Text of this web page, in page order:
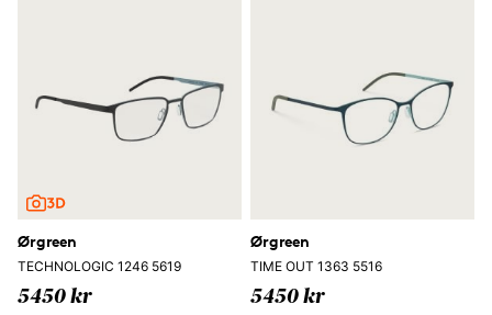
Ørgreen
TECHNOLOGIC 1246 5619
5450 kr
Ørgreen
TIME OUT 1363 5516
5450 kr